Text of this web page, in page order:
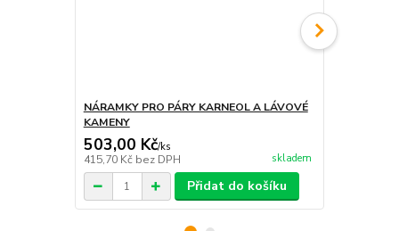
NÁRAMKY PRO PÁRY KARNEOL A LÁVOVÉ
KAMENY
503,00 Kč/ks
415,70 Kč bez DPH skladem
Přidat do košíku